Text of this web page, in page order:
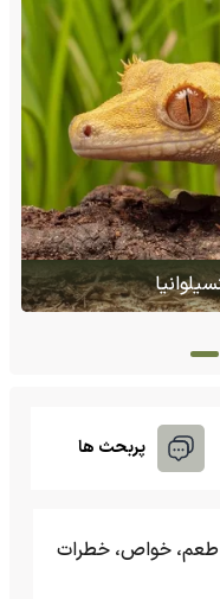
گلو بادبزنی که
پرتاب می‌کند
پربحث ها
خواص، خطرات